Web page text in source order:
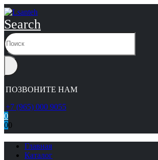
Search
ПОЗВОНИТЕ НАМ
+7 (965) 000 9055
0
00
Главная
Каталог